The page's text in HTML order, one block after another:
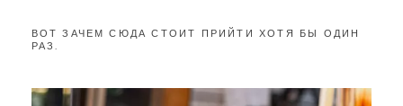
ВОТ ЗАЧЕМ СЮДА СТОИТ ПРИЙТИ ХОТЯ БЫ ОДИН
РАЗ.